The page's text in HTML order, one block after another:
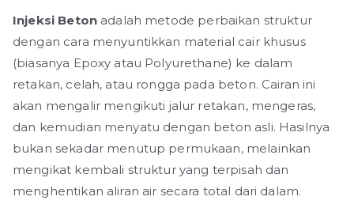
Injeksi Betonadalah metode perbaikan struktur
dengan cara menyuntikkan material cair khusus
(biasanya Epoxy atau Polyurethane) ke dalam
retakan, celah, atau rongga pada beton. Cairan ini
akan mengalir mengikuti jalur retakan, mengeras,
dan kemudian menyatu dengan beton asli. Hasilnya
bukan sekadar menutup permukaan, melainkan
mengikat kembali struktur yang terpisah dan
menghentikan aliran air secara total dari dalam.